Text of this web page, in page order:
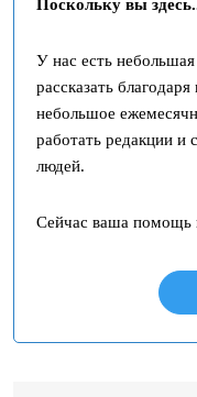
Поскольку вы
У нас есть
рассказать
небольшое
работать редакции и
людей.
Сейчас ваша помощь